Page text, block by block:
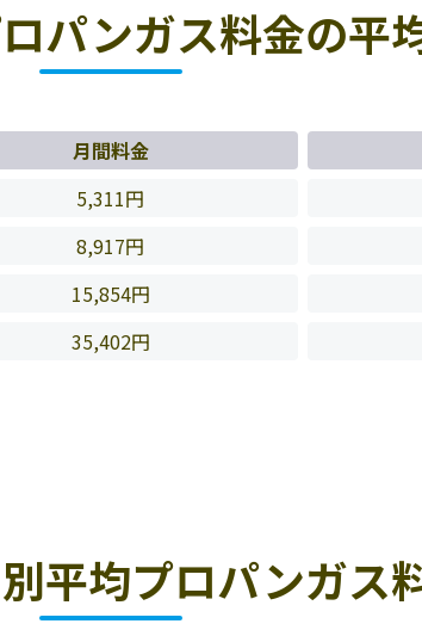
パンガス料金の平
月間料金
5,311円
8,917円
15,854円
35,402円
平均プロパンガス